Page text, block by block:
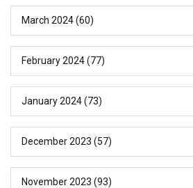
March 2024(60)
February 2024(77)
January 2024(73)
December 2023 (57)
November 2023 (93)